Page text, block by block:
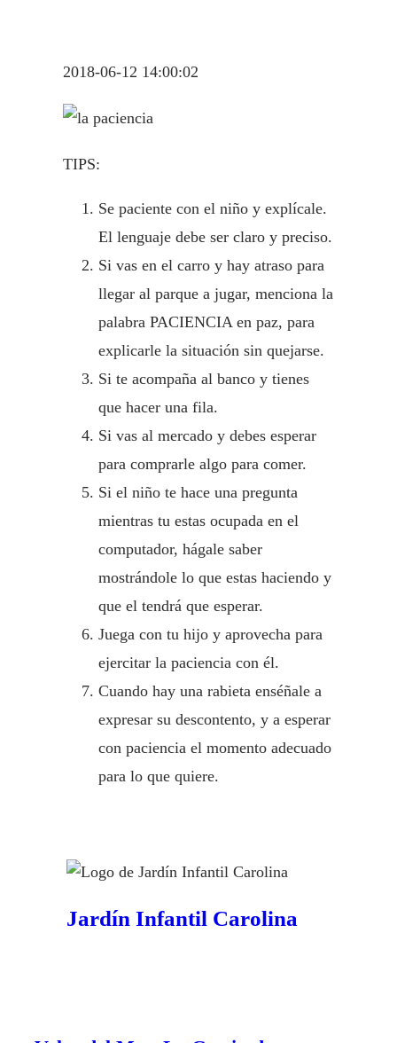
2018-06-12 14:00:02
TIPS:
Se paciente con el niño y explícale.
El lenguaje debe ser claro y preciso.
Si vas en el carro y hay atraso para
llegar al parque a jugar, menciona la
palabra PACIENCIA en paz, para
explicarle la situación sin quejarse.
Si te acompaña al banco y tienes
que hacer una fila.
Si vas al mercado y debes esperar
para comprarle algo para comer.
Si el niño te hace una pregunta
mientras tu estas ocupada en el
computador, hágale saber
mostrándole lo que estas haciendo y
que el tendrá que esperar.
Juega con tu hijo y aprovecha para
ejercitar la paciencia con él.
Cuando hay una rabieta enséñale a
expresar su descontento, y a esperar
con paciencia el momento adecuado
para lo que quiere.
Jardín Infantil Carolina